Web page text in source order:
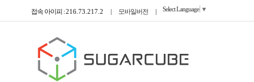
접속 아이피 :216.73.217.2 | 모바일버전 | Select Language ▼